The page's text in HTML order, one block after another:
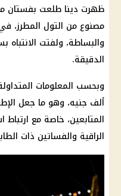
ظهرت دينا طلعت بفستان
مصنوع من التول المطرز،
والبساطة، ولفتت الانتباه
الدقيقة.
ألف جنيه، وهو ما جعل
المتابعين، خاصة مع
الراقية والفساتين ذات